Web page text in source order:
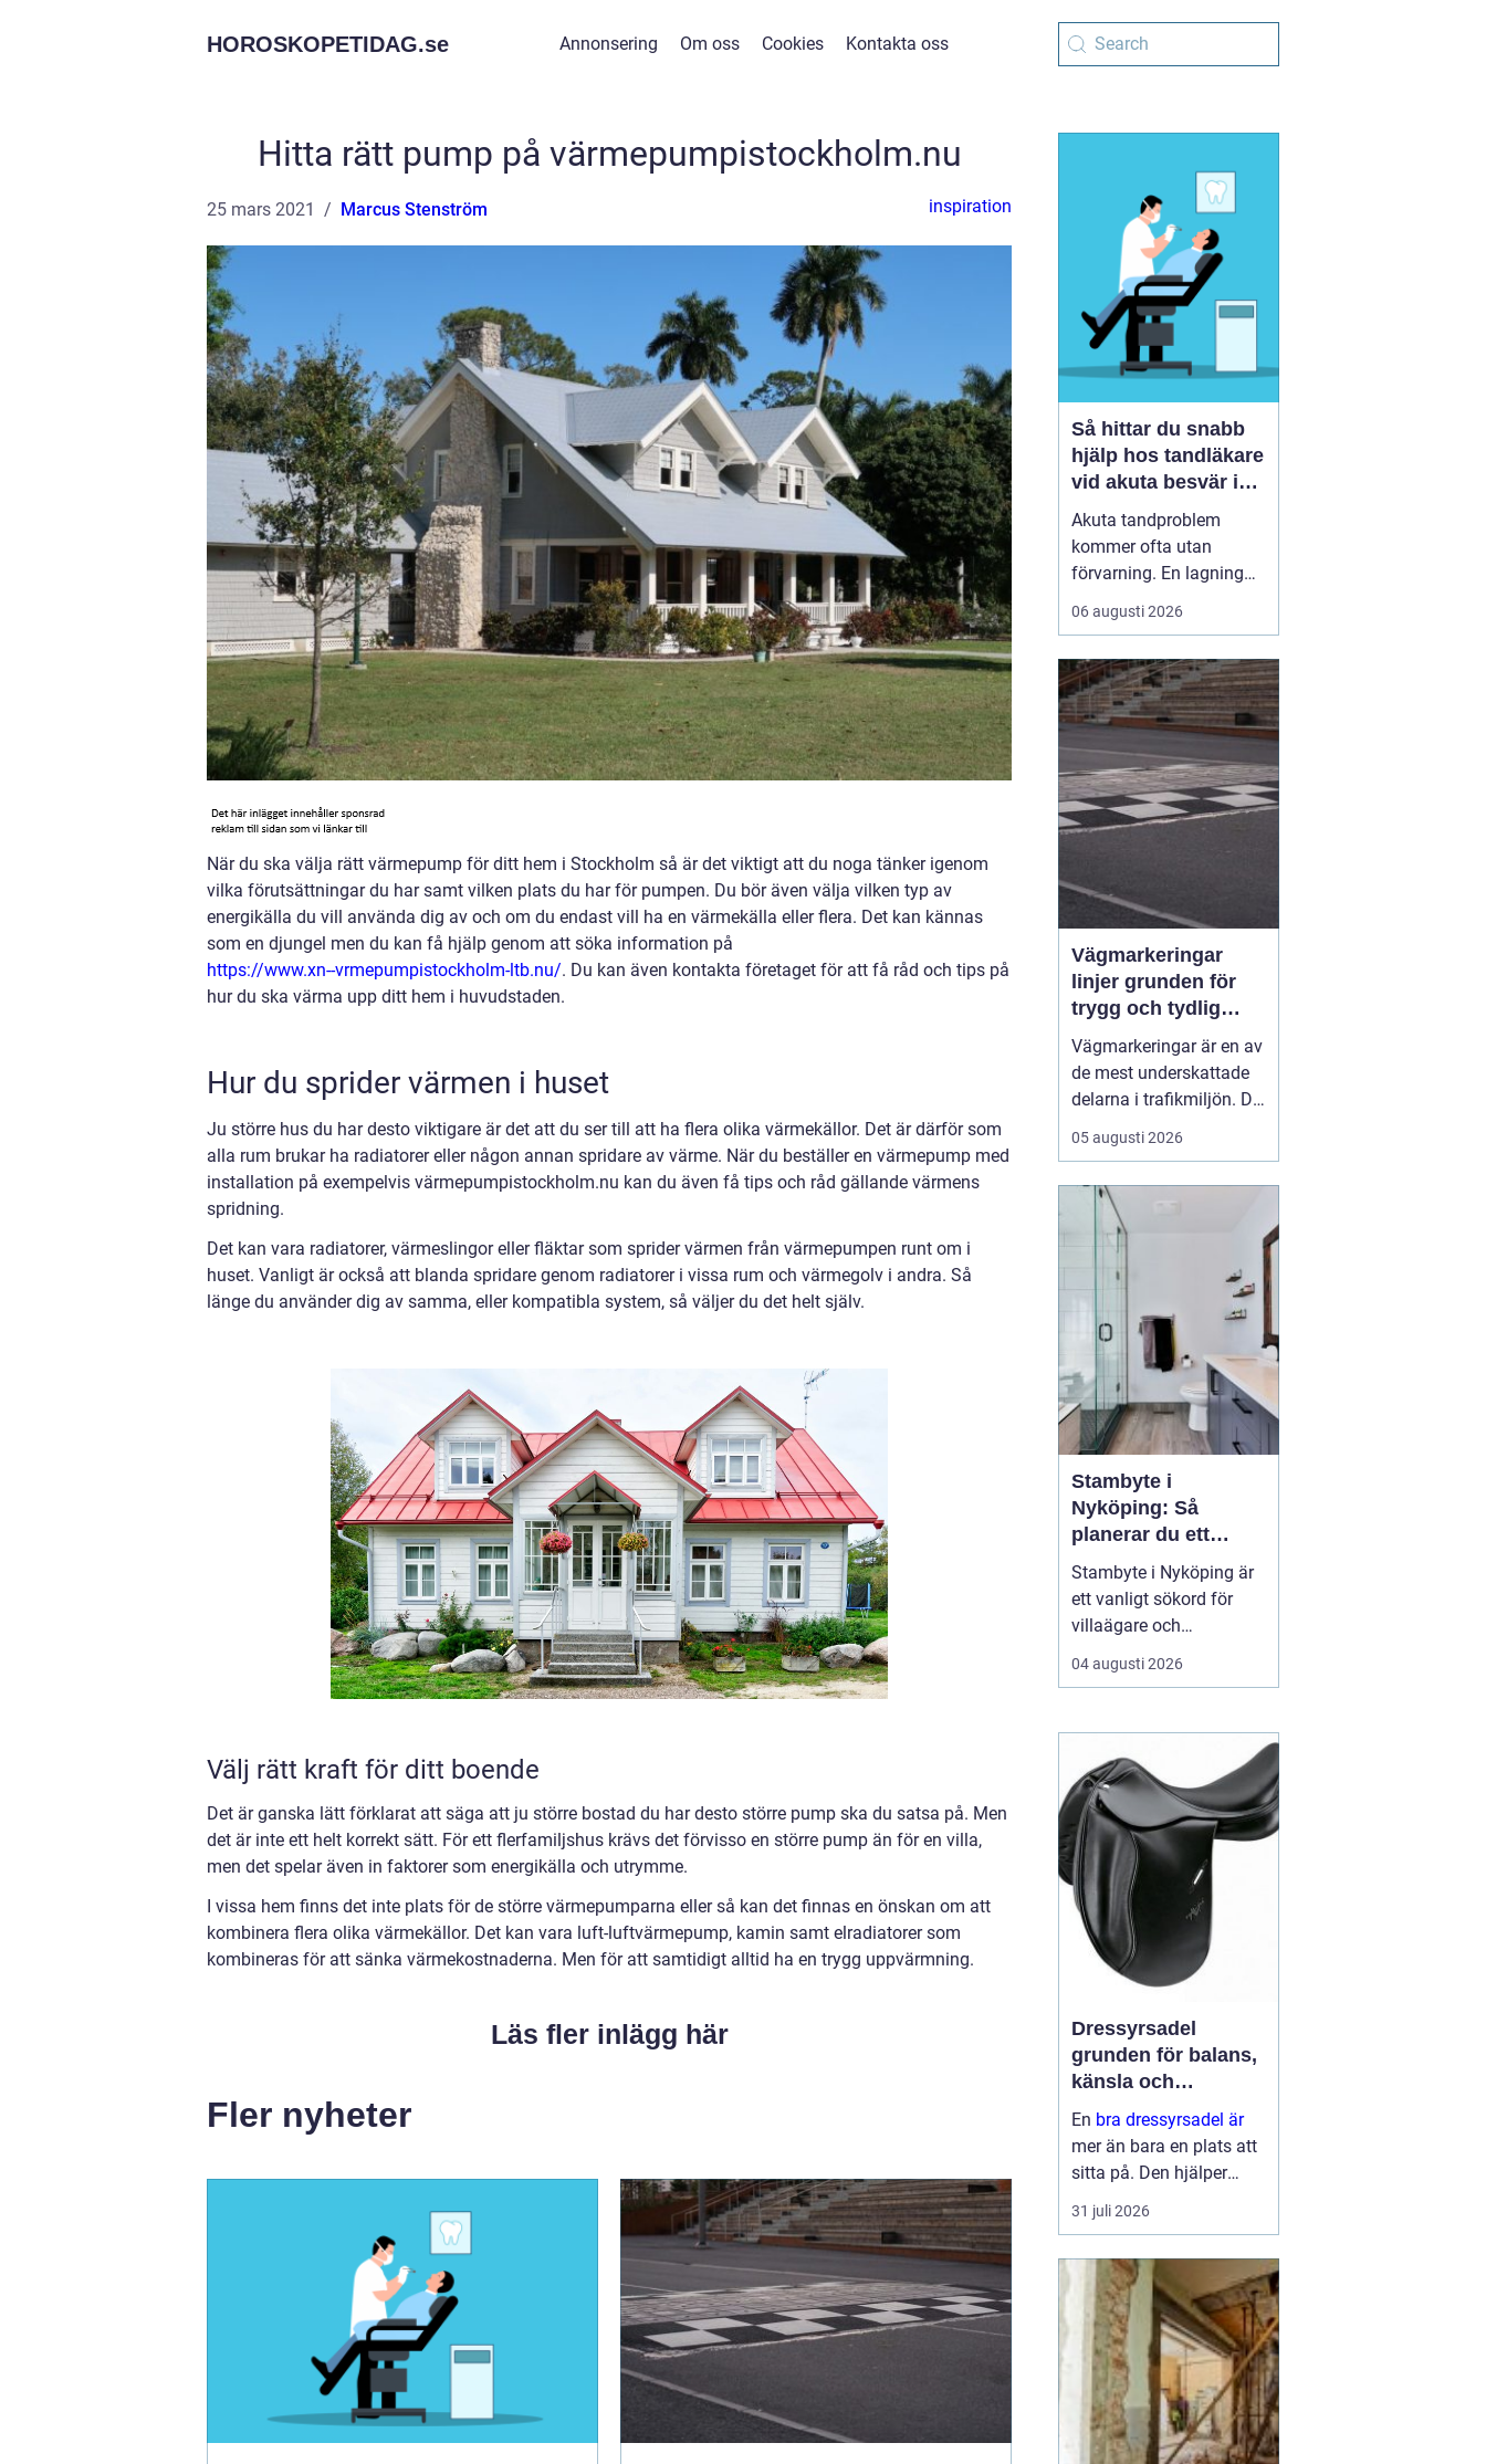
HOROSKOPETIDAG.se Annonsering Om oss Cookies Kontakta oss
Hitta rätt pump på värmepumpistockholm.nu
25 mars 2021 Marcus Stenström inspiration
När du ska välja rätt värmepump för ditt hem i Stockholm så är det viktigt att du noga tänker igenom
vilka förutsättningar du har samt vilken plats du har för pumpen. Du bör även välja vilken typ av
energikälla du vill använda dig av och om du endast vill ha en värmekälla eller flera. Det kan kännas
som en djungel men du kan få hjälp genom att söka information på
https://www.xn--vrmepumpistockholm-ltb.nu/. Du kan även kontakta företaget för att få råd och tips på
hur du ska värma upp ditt hem i huvudstaden.
Hur du sprider värmen i huset
Ju större hus du har desto viktigare är det att du ser till att ha flera olika värmekällor. Det är därför som
alla rum brukar ha radiatorer eller någon annan spridare av värme. När du beställer en värmepump med
installation på exempelvis värmepumpistockholm.nu kan du även få tips och råd gällande värmens
spridning.
Det kan vara radiatorer, värmeslingor eller fläktar som sprider värmen från värmepumpen runt om i
huset. Vanligt är också att blanda spridare genom radiatorer i vissa rum och värmegolv i andra. Så
länge du använder dig av samma, eller kompatibla system, så väljer du det helt själv.
Välj rätt kraft för ditt boende
Det är ganska lätt förklarat att säga att ju större bostad du har desto större pump ska du satsa på. Men
det är inte ett helt korrekt sätt. För ett flerfamiljshus krävs det förvisso en större pump än för en villa,
men det spelar även in faktorer som energikälla och utrymme.
I vissa hem finns det inte plats för de större värmepumparna eller så kan det finnas en önskan om att
kombinera flera olika värmekällor. Det kan vara luft-luftvärmepump, kamin samt elradiatorer som
kombineras för att sänka värmekostnaderna. Men för att samtidigt alltid ha en trygg uppvärmning.
Läs fler inlägg här
Fler nyheter
Så hittar du snabb
hjälp hos tandläkare
vid akuta besvär i
malmö
Akuta tandproblem
kommer ofta utan
förvarning. En lagning
lossnar under lunchen,
en tand går av under en
värk blir plötsligt så
stark att sömnen störs.
Då uppstårbeho...
06 augusti 2026
Vägmarkeringar
linjer grunden för
trygg och tydlig
trafik
Vägmarkeringar är en av
de mest underskattade
delarna i trafikmiljön. De
syns överallt, men märks
ofta först när de saknas
vägmarkeringar linjer
skaparstruktur,...
05 augusti 2026
Stambyte i
Nyköping: Så
planerar du ett
tryggt och hållbart
projekt
Stambyte i Nyköping är
ett vanligt sökord för
villaägare och
bostadsrättsföreningar
som börjar se
rörsystemet. Många vill
förstå när rören faktiskt
beh...
04 augusti 2026
Dressyrsadel
grunden för balans,
känsla och
precision
En bra dressyrsadel är
mer än bara en plats att
sitta på. Den hjälper
ryttaren att hitta en
lodrät, stabil sits, ger
genom ryggen och gör
det möjligt att
kommunic...
31 juli 2026